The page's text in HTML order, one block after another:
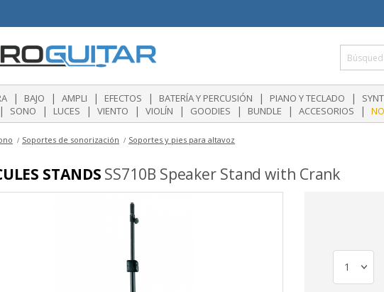
| BAJO | AMPLI | EFECTOS | BATERÍA Y PERCUSIÓN | PIANO Y TECLADO |
| SONO | LUCES | VIENTO | VIOLÍN | GOODIES | BUNDLE | ACCESORIOS |
Soportes de sonorización Soportes y pies para altavoz
STANDS SS710B Speaker Stand with Crank